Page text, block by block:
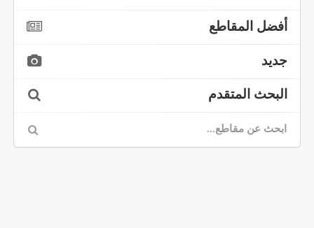
أفضل المقاطع
جديد
البحث المتقدم